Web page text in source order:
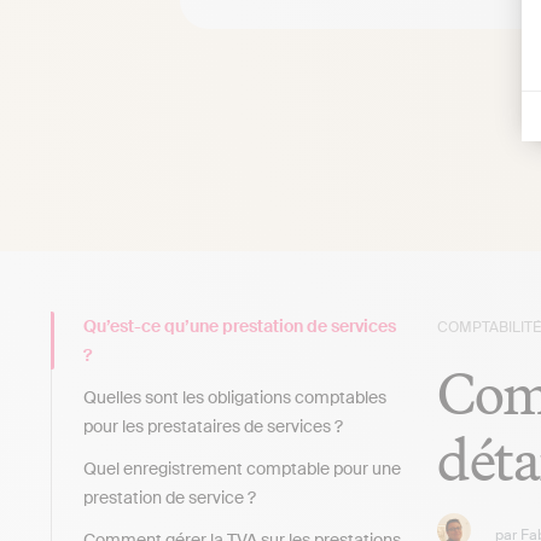
par
Qu’est-ce qu’une prestation de services
?
Quelles sont les obligations comptables
pour les prestataires de services ?
Quel enregistrement comptable pour une
prestation de service ?